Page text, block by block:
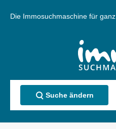
Die Immosuchmaschine für ganz
Suche ändern